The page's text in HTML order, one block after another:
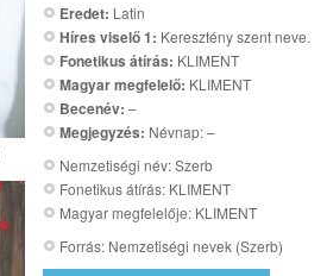
Eredet: Latin
Híres viselő 1: Keresztény szent neve.
Fonetikus átírás: KLIMENT
Magyar megfelelő: KLIMENT
Becenév: –
Megjegyzés: Névnap: –
Nemzetiségi név: Szerb
Fonetikus átírás: KLIMENT
Magyar megfelelője: KLIMENT
Forrás: Nemzetiségi nevek (Szerb)